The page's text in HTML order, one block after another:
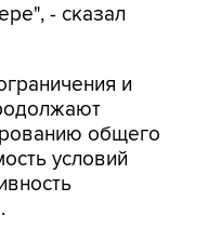
- сказал
и
общего
условий